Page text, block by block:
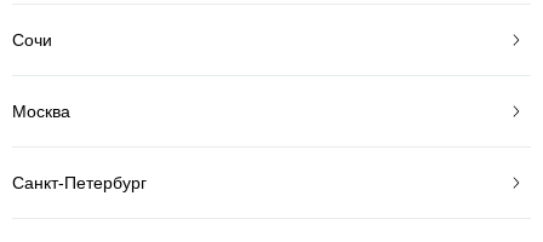
Сочи
Москва
Санкт-Петербург